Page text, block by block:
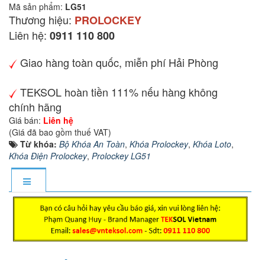
Mã sản phẩm: LG51
Thương hiệu: PROLOCKEY
Liên hệ: 0911 110 800
Giao hàng toàn quốc, miễn phí Hải Phòng
TEKSOL hoàn tiền 111% nếu hàng không
chính hãng
Giá bán: Liên hệ
(Giá đã bao gồm thuế VAT)
Từ khóa: Bộ Khóa An Toàn, Khóa Prolockey, Khóa Loto,
Khóa Điện Prolockey, Prolockey LG51